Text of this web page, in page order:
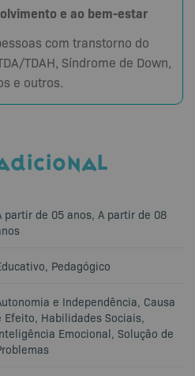
e ao bem-estar
com transtorno do
TDAH, Síndrome de Down,
e outros.
partir de 05 anos, A partir de 08
, Pedagógico
e Independência, Causa
Efeito, Habilidades Sociais,
Emocional, Solução de